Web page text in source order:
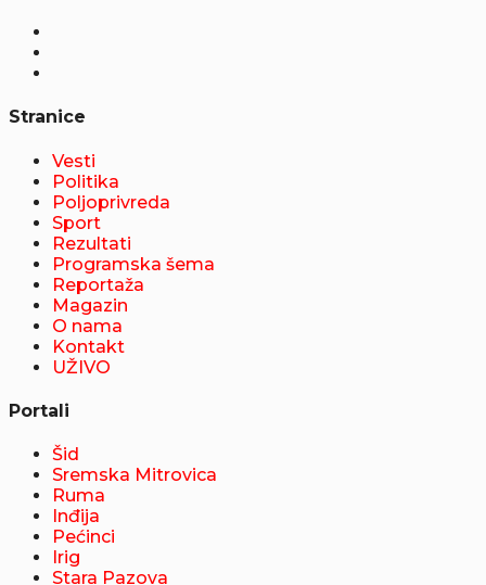
Stranice
Vesti
Politika
Poljoprivreda
Sport
Rezultati
Programska šema
Reportaža
Magazin
O nama
Kontakt
UŽIVO
Portali
Šid
Sremska Mitrovica
Ruma
Inđija
Pećinci
Irig
Stara Pazova